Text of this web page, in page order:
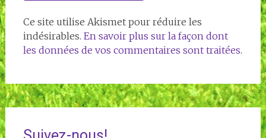
Ce site utilise Akismet pour réduire les
indésirables. En savoir plus sur la façon dont
les données de vos commentaires sont traitées.